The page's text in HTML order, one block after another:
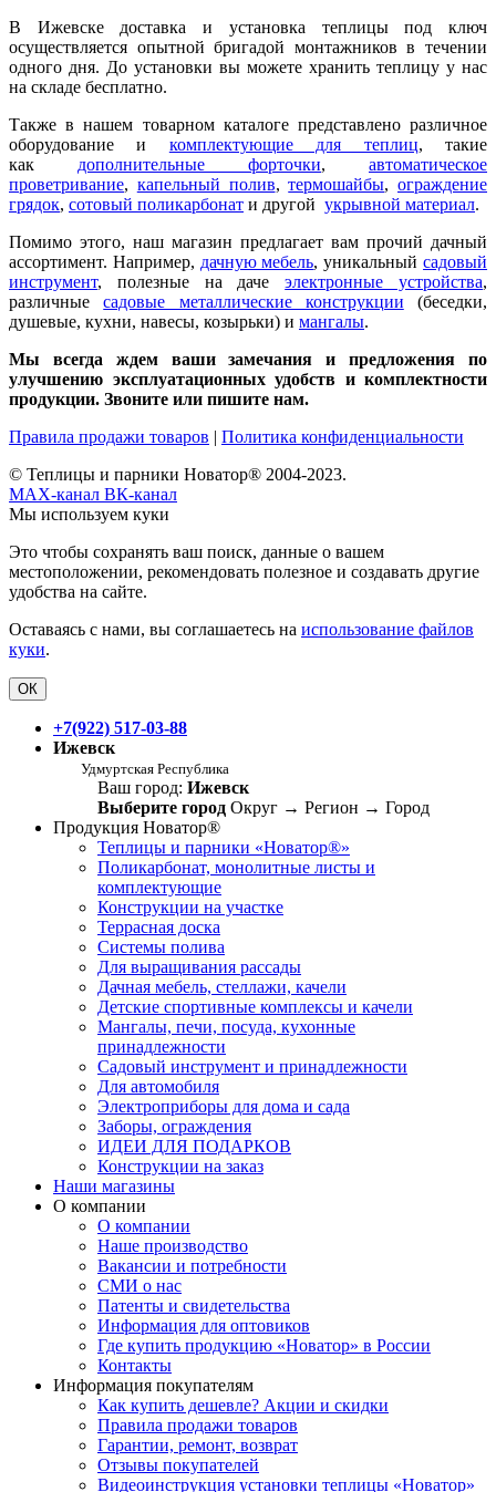
В Ижевске доставка и установка теплицы под ключ
осуществляется опытной бригадой монтажников в течении
одного дня. До установки вы можете хранить теплицу у нас
на складе бесплатно.
Также в нашем товарном каталоге представлено различное
оборудование и комплектующие для теплиц, такие
как дополнительные форточки, автоматическое
проветривание, капельный полив,термошайбы, ограждение
грядок, сотовый поликарбонат и другой укрывной материал.
Помимо этого, наш магазин предлагает вам прочий дачный
ассортимент. Например, дачную мебель, уникальныйсадовый
инструмент, полезные на дачеэлектронные устройства,
различныесадовые металлические конструкции (беседки,
душевые, кухни, навесы, козырьки) и мангалы.
Мы всегда ждем ваши замечания и предложения по
улучшению эксплуатационных удобств и комплектности
продукции. Звоните или пишите нам.
Правила продажи товаров | Политика конфиденциальности
© Теплицы и парники Новатор® 2004-2023.
MAX-канал ВК-канал
Мы используем куки
Это чтобы сохранять ваш поиск, данные о вашем
местоположении, рекомендовать полезное и создавать другие
удобства на сайте.
Оставаясь с нами, вы соглашаетесь на использование файлов
куки.
ОК
+7(922) 517-03-88
Ижевск
Удмуртская Республика
Ваш город: Ижевск
Выберите город Округ → Регион → Город
Продукция Новатор®
Теплицы и парники «Новатор®»
Поликарбонат, монолитные листы и
комплектующие
Конструкции на участке
Террасная доска
Системы полива
Для выращивания рассады
Дачная мебель, стеллажи, качели
Детские спортивные комплексы и качели
Мангалы, печи, посуда, кухонные
принадлежности
Садовый инструмент и принадлежности
Для автомобиля
Электроприборы для дома и сада
Заборы, ограждения
ИДЕИ ДЛЯ ПОДАРКОВ
Конструкции на заказ
Наши магазины
О компании
О компании
Наше производство
Вакансии и потребности
СМИ о нас
Патенты и свидетельства
Информация для оптовиков
Где купить продукцию «Новатор» в России
Контакты
Информация покупателям
Как купить дешевле? Акции и скидки
Правила продажи товаров
Гарантии, ремонт, возврат
Отзывы покупателей
Видеоинструкция установки теплицы «Новатор»